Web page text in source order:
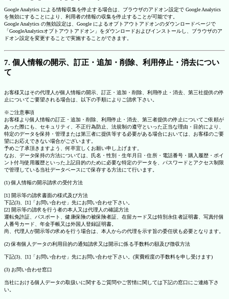
Google Analytics による情報収集を停止する場合は、ブラウザのアドオン設定で Google Analytics
を無効にすることにより、利用者の情報の収集を停止することが可能です。
Google Analytics の無効設定は、Google によるオプトアウトアドオンのダウンロードページで
「GoogleAnalyticsオプトアウトアドオン」をダウンロードおよびインストールし、ブラウザのア
ドオン設定を変更することで実施することができます。
7. 個人情報の開示、訂正・追加・削除、利用停止・消去につい
て
お客様又はその代理人が個人情報の開示、訂正・追加・削除、利用停止・消去、第三社提供の停
止についてご要望される場合は、以下の手順によりご請求下さい。
※ご注意事項
お客様より個人情報の訂正・追加・削除、利用停止・消去、第三者提供の停止についてご依頼が
あった際にも、セキュリティ、不正行為防止、法規制の遵守といった正当な理由・目的により、
特定のデータを保持・管理または第三者に提供等する必要がある場合においては、お客様のご要
望にお応えできない場合がございます。
予めご了承頂きますよう、何卒宜しくお願い申し上げます。
なお、データ保持の方法については、氏名・性別・生年月日・住所・電話番号・購入履歴・ポイ
ント付与使用履歴といった上記目的のために必要な特定のデータを、パスワードとアクセス制限
で管理している当社データベースにて保存する方法にて行います。
(1) 個人情報の開示請求の受付方法
[1] 開示等の請求書面の様式及び方法
下記(3)、[1]「お問い合わせ」先にお問い合わせ下さい。
[2] 開示等の請求を行う者の本人又は代理人の確認方法
運転免許証、パスポート、健康保険の被保険者証、在留カード又は特別永住者証明書、写真付個
人番号カード、年金手帳又は外国人登録証明書。
尚、代理人が開示等の求めを行う場合は、本人からの代理を示す旨の委任状も必要となります。
(2) 保有個人データの利用目的の通知請求又は開示に係る手数料の額及び徴収方法
下記(3)、[1]「お問い合わせ」先にお問い合わせ下さい。(実費程度の手数料を申し受けます)
(3) お問い合わせ窓口
当社における個人データの取扱いに関するご質問やご苦情に関しては下記の窓口にご連絡下さ
い。